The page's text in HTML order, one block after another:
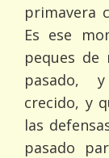
primavera
Es ese
peques de
pasado,
crecido, y
las
pasado